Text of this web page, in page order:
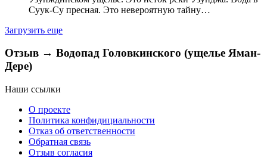
Суук-Су пресная. Это невероятную тайну…
Загрузить еще
Отзыв → Водопад Головкинского (ущелье Яман-
Дере)
Наши ссылки
О проекте
Политика конфидициальности
Отказ об ответственности
Обратная связь
Отзыв согласия